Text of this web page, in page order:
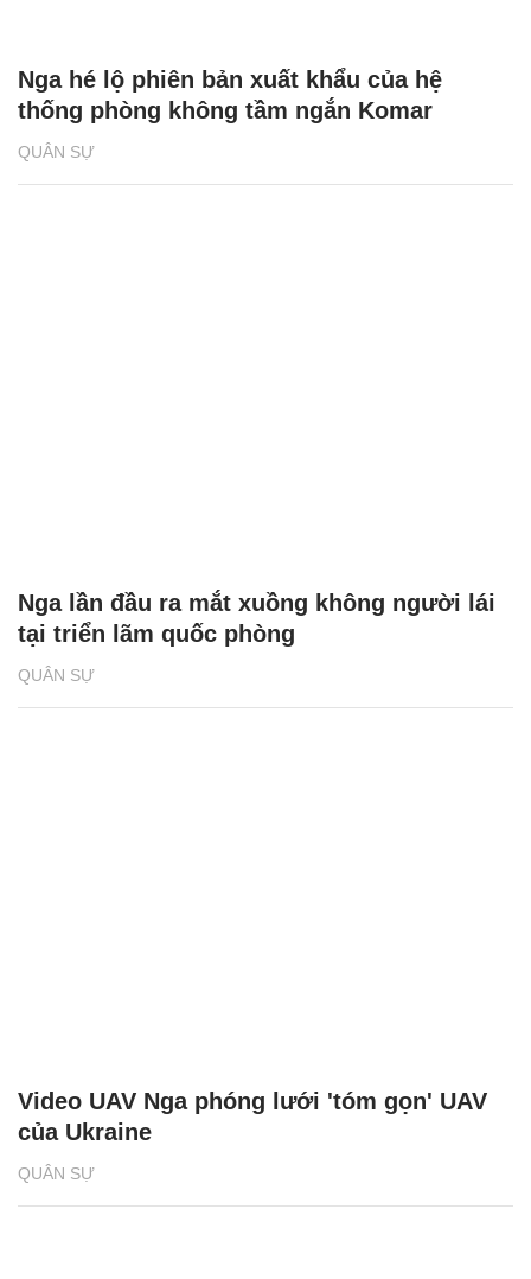
QUÂN SỰ
Nga hé lộ phiên bản xuất khẩu của hệ
thống phòng không tầm ngắn Komar
QUÂN SỰ
Nga lần đầu ra mắt xuồng không người lái
tại triển lãm quốc phòng
QUÂN SỰ
Video UAV Nga phóng lưới 'tóm gọn' UAV
của Ukraine